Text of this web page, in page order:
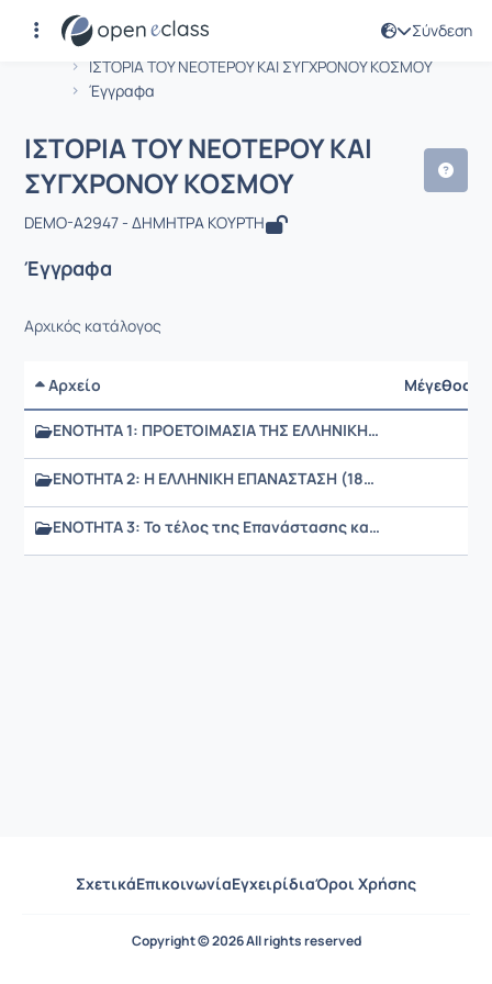
Σύνδεση
Αρχική Σελίδα
ΙΣΤΟΡΙΑ ΤΟΥ ΝΕΟΤΕΡΟΥ ΚΑΙ ΣΥΓΧΡΟΝΟΥ ΚΟΣΜΟΥ
Έγγραφα
Μάθημα : ΙΣΤΟΡΙΑ ΤΟΥ ΝΕΟΤΕΡΟΥ
ΙΣΤΟΡΙΑ ΤΟΥ ΝΕΟΤΕΡΟΥ ΚΑΙ
ΣΥΓΧΡΟΝΟΥ ΚΟΣΜΟΥ
DEMO-A2947 - ΔΗΜΗΤΡΑ ΚΟΥΡΤΗ
Έγγραφα
Αρχικός κατάλογος
Αρχείο Μέγεθος
ΕΝΟΤΗΤΑ 1: ΠΡΟΕΤΟΙΜΑΣΙΑ ΤΗΣ ΕΛΛΗΝΙΚΗΣ ΕΠΑΝΑΣΤΑΣΗΣ
ΕΝΟΤΗΤΑ 2: Η ΕΛΛΗΝΙΚΗ ΕΠΑΝΑΣΤΑΣΗ (1821)
ΕΝΟΤΗΤΑ 3: Το τέλος της Επανάστασης και η ελληνική ανεξαρτησία.
ΣχετικάΕπικοινωνίαΕγχειρίδιαΌροι Χρήσης
Copyright © 2026 All rights reserved